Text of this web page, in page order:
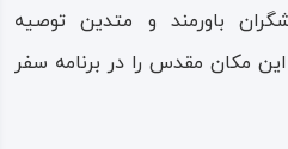
باورمند و متدین توصیه
مکان مقدس را در برنامه سفر